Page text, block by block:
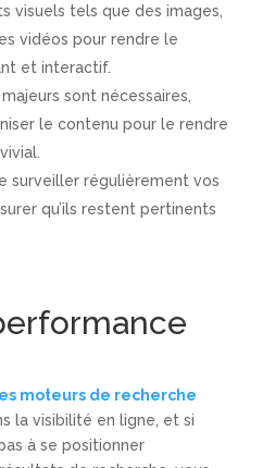
visuels tels que des images,
vidéos pour rendre le
et interactif.
sont nécessaires,
le contenu pour le rendre
surveiller régulièrement vos
qu’ils restent pertinents
moteurs de recherche
la visibilité en ligne, et si
à se positionner